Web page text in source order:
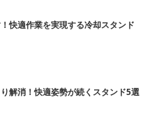
快適作業を実現する冷却スタンド
解消！快適姿勢が続くスタンド5選